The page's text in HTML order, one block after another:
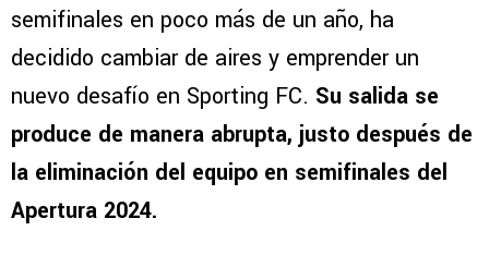
semifinales en poco más de un año, ha
decidido cambiar de aires y emprender un
nuevo desafío en Sporting FC. Su salida se
produce de manera abrupta, justo después de
la eliminación del equipo en semifinales del
Apertura 2024.